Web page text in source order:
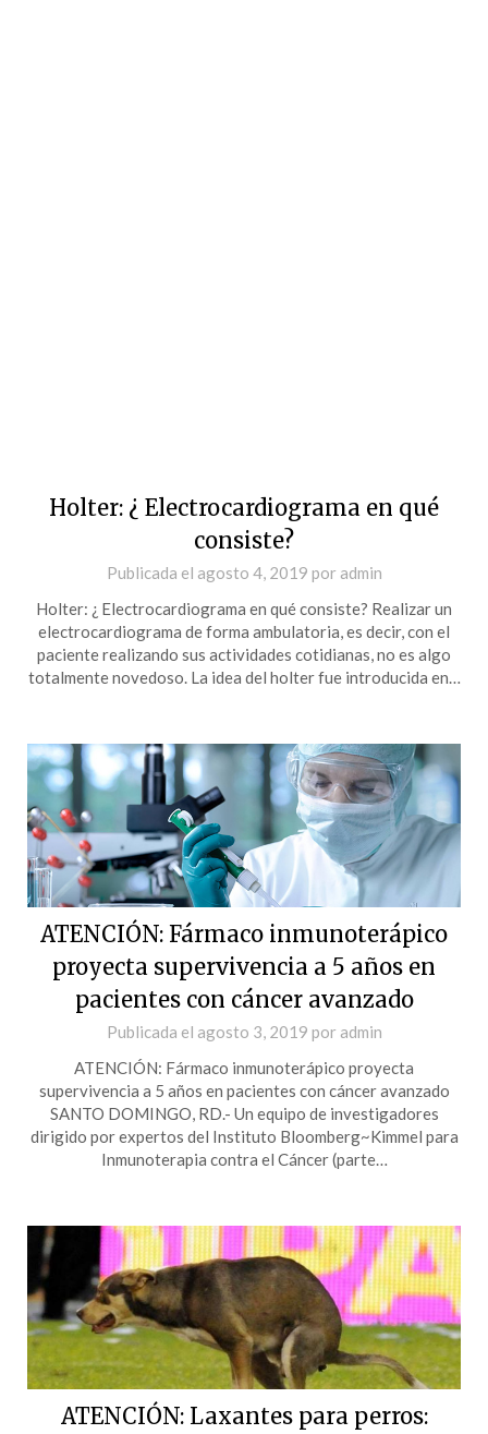
Holter: ¿ Electrocardiograma en qué
consiste?
Publicada el agosto 4, 2019 por admin
Holter: ¿ Electrocardiograma en qué consiste? Realizar un
electrocardiograma de forma ambulatoria, es decir, con el
paciente realizando sus actividades cotidianas, no es algo
totalmente novedoso. La idea del holter fue introducida en…
ATENCIÓN: Fármaco inmunoterápico
proyecta supervivencia a 5 años en
pacientes con cáncer avanzado
Publicada el agosto 3, 2019 por admin
ATENCIÓN: Fármaco inmunoterápico proyecta
supervivencia a 5 años en pacientes con cáncer avanzado
SANTO DOMINGO, RD.- Un equipo de investigadores
dirigido por expertos del Instituto Bloomberg~Kimmel para
Inmunoterapia contra el Cáncer (parte…
ATENCIÓN: Laxantes para perros: